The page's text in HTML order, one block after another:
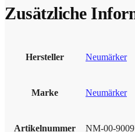
Zusätzliche
Hersteller Neumärker
Marke Neumärker
Artikelnummer NM-00-